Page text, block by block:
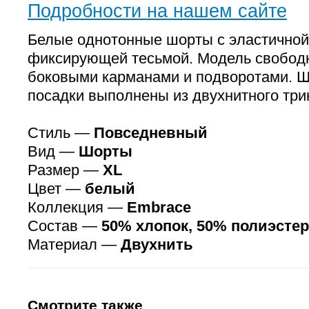
Подробности на нашем сайте
Белые однотонные шорты с
фиксирующей тесьмой. Модель
боковыми карманами и подворотами.
посадки выполнены из двухнитного
Стиль — Повседневный
Вид — Шорты
Размер — XL
Цвет — белый
Коллекция — Embrace
Состав — 50% хлопок, 50% полиэстер
Материал — Двухнить
Смотрите также